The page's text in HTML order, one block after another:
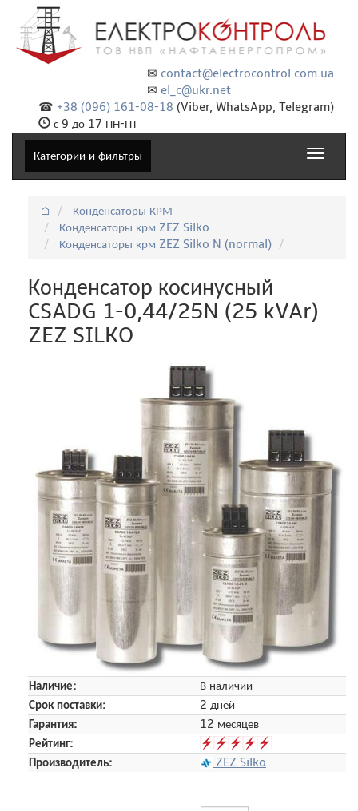
✉ contact@electrocontrol.com.ua
✉ el_c@ukr.net
☎ +38 (096) 161-08-18 (Viber, WhatsApp, Telegram)
с 9 до 17 ПН-ПТ
Категории и фильтры
Toggle
⌂
Конденсаторы КРМ
Конденсаторы крм ZEZ Silko
Конденсаторы крм ZEZ Silko N (normal)
Конденсатор косинусный
CSADG 1-0,44/25N (25 kVAr)
ZEZ SILKO
Наличие:
В наличии
Срок поставки:
2 дней
Гарантия:
12 месяцев
Рейтинг:
Производитель:
ZEZ Silko